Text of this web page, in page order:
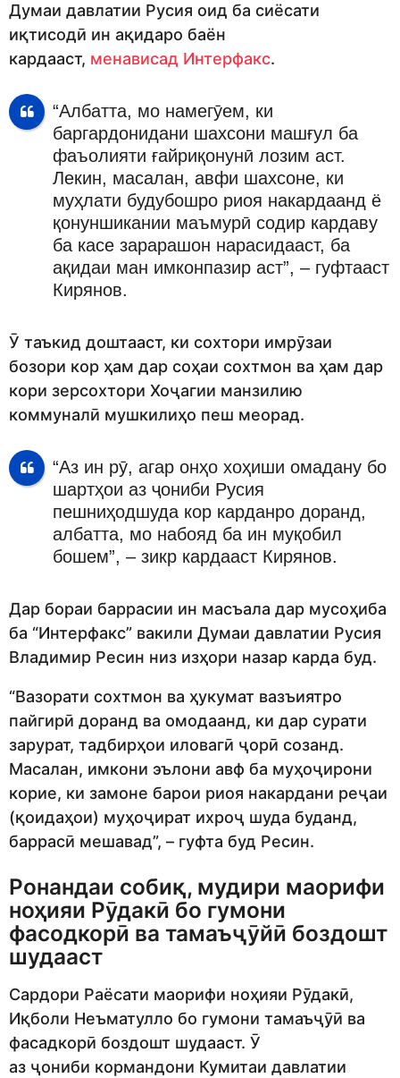
Думаи давлатии Русия оид ба сиёсати
иқтисодӣ ин ақидаро баён
кардааст, менависад Интерфакс.
“Албатта, мо намегӯем, ки
баргардонидани шахсони машғул ба
фаъолияти ғайриқонунӣ лозим аст.
Лекин, масалан, авфи шахсоне, ки
муҳлати будубошро риоя накардаанд ё
қонуншикании маъмурӣ содир кардаву
ба касе зарарашон нарасидааст, ба
ақидаи ман имконпазир аст”, – гуфтааст
Кирянов.
Ӯ таъкид доштааст, ки сохтори имрӯзаи
бозори кор ҳам дар соҳаи сохтмон ва ҳам дар
кори зерсохтори Хоҷагии манзилию
коммуналӣ мушкилиҳо пеш меорад.
“Аз ин рӯ, агар онҳо хоҳиши омадану бо
шартҳои аз ҷониби Русия
пешниҳодшуда кор карданро доранд,
албатта, мо набояд ба ин муқобил
бошем”, – зикр кардааст Кирянов.
Дар бораи баррасии ин масъала дар мусоҳиба
ба “Интерфакс” вакили Думаи давлатии Русия
Владимир Ресин низ изҳори назар карда буд.
“Вазорати сохтмон ва ҳукумат вазъиятро
пайгирӣ доранд ва омодаанд, ки дар сурати
зарурат, тадбирҳои иловагӣ ҷорӣ созанд.
Масалан, имкони эълони авф ба муҳоҷирони
корие, ки замоне барои риоя накардани реҷаи
(қоидаҳои) муҳоҷират ихроҷ шуда буданд,
баррасӣ мешавад”, – гуфта буд Ресин.
Ронандаи собиқ, мудири маорифи
ноҳияи Рӯдакӣ бо гумони
фасодкорӣ ва тамаъҷӯйӣ боздошт
шудааст
Сардори Раёсати маорифи ноҳияи Рӯдакӣ,
Иқболи Неъматулло бо гумони тамаъҷӯӣ ва
фасадкорӣ боздошт шудааст. Ӯ
аз ҷониби кормандони Кумитаи давлатии